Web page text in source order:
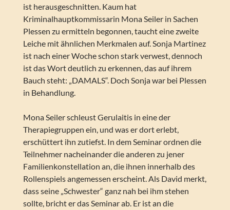
ist herausgeschnitten. Kaum hat
Kriminalhauptkommissarin Mona Seiler in Sachen
Plessen zu ermitteln begonnen, taucht eine zweite
Leiche mit ähnlichen Merkmalen auf. Sonja Martinez
ist nach einer Woche schon stark verwest, dennoch
ist das Wort deutlich zu erkennen, das auf ihrem
Bauch steht: „DAMALS“. Doch Sonja war bei Plessen
in Behandlung.
Mona Seiler schleust Gerulaitis in eine der
Therapiegruppen ein, und was er dort erlebt,
erschüttert ihn zutiefst. In dem Seminar ordnen die
Teilnehmer nacheinander die anderen zu jener
Familienkonstellation an, die ihnen innerhalb des
Rollenspiels angemessen erscheint. Als David merkt,
dass seine „Schwester“ ganz nah bei ihm stehen
sollte, bricht er das Seminar ab. Er ist an die